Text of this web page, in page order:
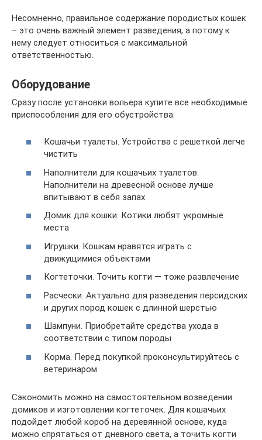
Несомненно, правильное содержание породистых кошек
– это очень важный элемент разведения, а потому к
нему следует относиться с максимальной
ответственностью.
Оборудование
Сразу после установки вольера купите все необходимые
приспособления для его обустройства:
Кошачьи туалеты. Устройства с решеткой легче
чистить
Наполнители для кошачьих туалетов.
Наполнители на древесной основе лучше
впитывают в себя запах
Домик для кошки. Котики любят укромные
места
Игрушки. Кошкам нравятся играть с
движущимися объектами
Когтеточки. Точить когти — тоже развлечение
Расчески. Актуально для разведения персидских
и других пород кошек с длинной шерстью
Шампуни. Приобретайте средства ухода в
соответствии с типом породы
Корма. Перед покупкой проконсультируйтесь с
ветеринаром
Сэкономить можно на самостоятельном возведении
домиков и изготовлении когтеточек. Для кошачьих
подойдет любой короб на деревянной основе, куда
можно спрятаться от дневного света, а точить когти